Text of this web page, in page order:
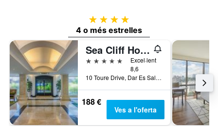
4 estrelles
4 o més estrelles
Sea Cliff Hotel
5 estrelles
Excel·lent
8,6
10 Toure Drive, Dar Es Salaam, Tanzània
188 €
Ves a l'oferta